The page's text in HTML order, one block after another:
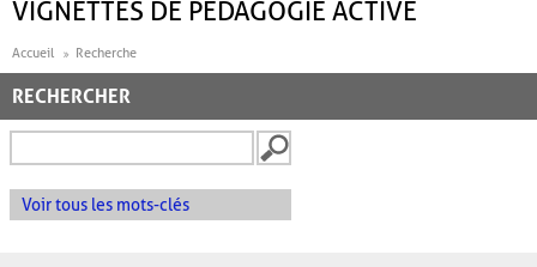
VIGNETTES DE PÉDAGOGIE ACTIVE
Accueil Recherche
RECHERCHER
Voir tous les mots-clés